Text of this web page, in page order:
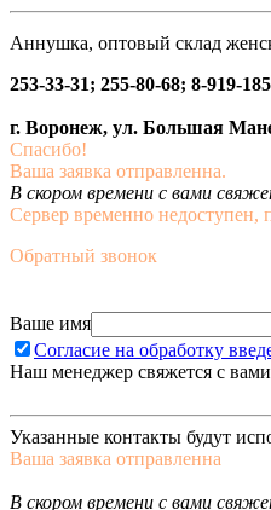
Аннушка, оптовый склад
253-33-31; 255-80-68; 8-919-
г. Воронеж, ул. Большая
Спасибо!
Ваша заявка отправленна.
В скором времени с вами
Сервер временно недоступен,
Обратный звонок
Ваше имя
Согласие на обработку
Наш менеджер свяжется с
Указанные контакты будут
Ваша заявка отправленна
В скором времени с вами